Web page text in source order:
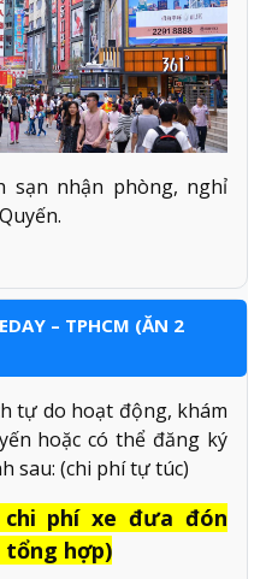
sạn nhận phòng, nghỉ
– TPHCM (ĂN 2
tự do hoạt động, khám
hoặc có thể đăng ký
sau: (chi phí tự túc)
phí xe đưa đón
tổng hợp)